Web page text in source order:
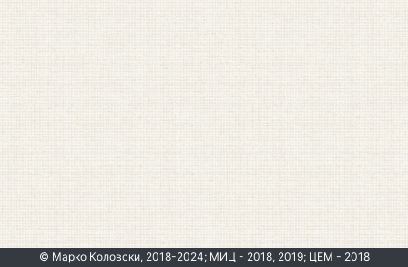
© Марко Коловски, 2018-2024; МИЦ - 2018, 2019; ЦЕМ - 2018